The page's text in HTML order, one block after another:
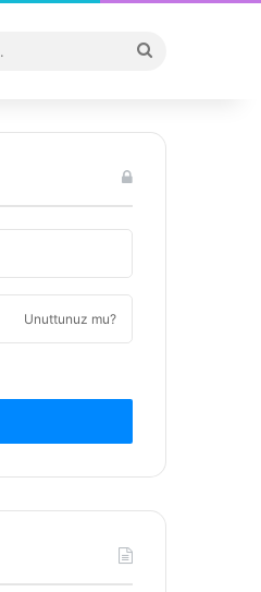
...
Unuttunuz mu?